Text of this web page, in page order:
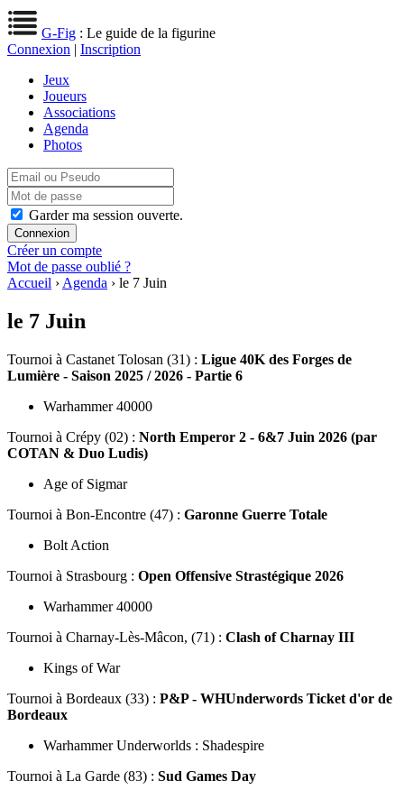
G-Fig : Le guide de la figurine
Connexion | Inscription
Jeux
Joueurs
Associations
Agenda
Photos
Garder ma session ouverte.
Créer un compte
Mot de passe oublié ?
Accueil › Agenda › le 7 Juin
le 7 Juin
Tournoi à Castanet Tolosan (31) : Ligue 40K des Forges de
Lumière - Saison 2025 / 2026 - Partie 6
Warhammer 40000
Tournoi à Crépy (02) : North Emperor 2 - 6&7 Juin 2026 (par
COTAN & Duo Ludis)
Age of Sigmar
Tournoi à Bon-Encontre (47) : Garonne Guerre Totale
Bolt Action
Tournoi à Strasbourg : Open Offensive Strastégique 2026
Warhammer 40000
Tournoi à Charnay-Lès-Mâcon, (71) : Clash of Charnay III
Kings of War
Tournoi à Bordeaux (33) : P&P - WHUnderwords Ticket d'or de
Bordeaux
Warhammer Underworlds : Shadespire
Tournoi à La Garde (83) : Sud Games Day